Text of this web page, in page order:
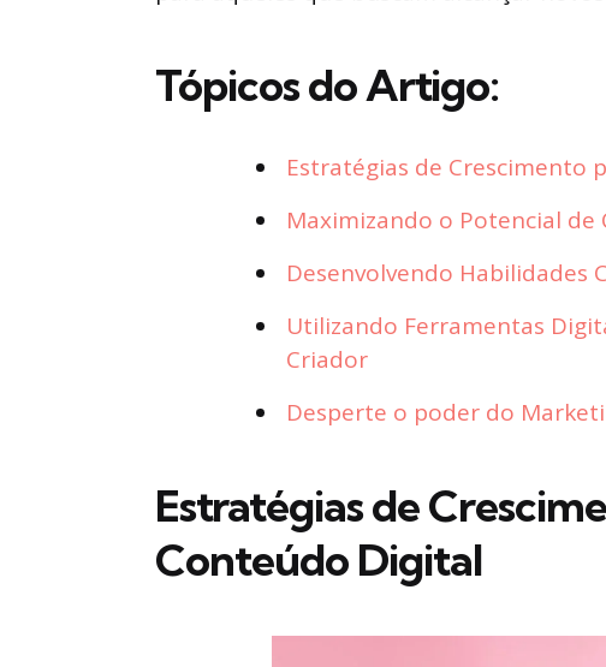
Tópicos do Artigo:
Estratégias de Crescimento
Maximizando o Potencial de
Desenvolvendo Habilidades
Utilizando Ferramentas
Criador
Desperte o poder do
Estratégias de
Conteúdo Digital